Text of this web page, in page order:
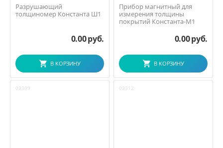
Разрушающий
толщиномер Константа Ш1
0.00руб.
В КОРЗИНУ
Прибор магнитный для
измерения толщины
покрытий Константа-М1
0.00руб.
В КОРЗИНУ
03309 03312